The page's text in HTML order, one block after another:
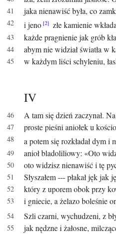
jaka nienawiść była, co
i jeno
złe kamienie
każde pragnienie jak grób
abym nie widział światła w
w każdym liści schyleniu,
IV
A tam się dzień zaczynał.
proste pieśni aniołek u
a potem się rozkładał dym i
anioł bladoliliowy: «Oto
oto widzisz nienawiść i tę
Słyszałem --- płakał jęk jak
który z uporem obok przy
i gniecie, a żelazo boleśnie
Szli czarni, wychudzeni, z
jak nędzne i żałosne,